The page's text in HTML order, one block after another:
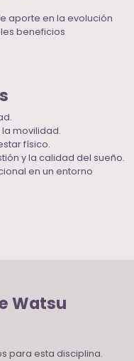
aporte en la evolución
beneficios
movilidad.
físico.
y la calidad del sueño.
en un entorno
Watsu
para esta disciplina.